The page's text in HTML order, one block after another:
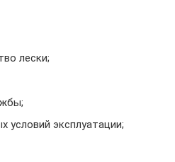
лески;
условий эксплуатации;